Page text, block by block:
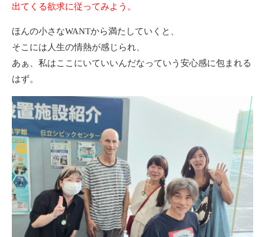
出てくる欲求に従ってみよう。
ほんの小さなWANTから満たしていくと、
そこには人生の情熱が感じられ、
あぁ、私はここにいていいんだなっていう安心感に包まれる
はず。